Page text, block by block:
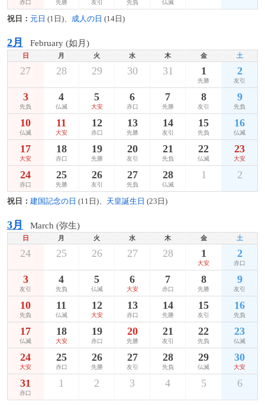
赤口 先勝 友引 先負 仏滅
祝日： 元日 (1日)、 成人の日 (14日)
2月 February (如月)
日 月 火 水 木 金 土
27 28 29 30 31 1
先勝
2
友引
3
先負
4
仏滅
5
大安
6
赤口
7
先勝
8
友引
9
先負
10
仏滅
11
大安
12
赤口
13
先勝
14
友引
15
先負
16
仏滅
17
大安
18
赤口
19
先勝
20
友引
21
先負
22
仏滅
23
大安
24
赤口
25
先勝
26
友引
27
先負
28
仏滅
1 2
祝日： 建国記念の日 (11日)、 天皇誕生日 (23日)
3月 March (弥生)
日 月 火 水 木 金 土
24 25 26 27 28 1
大安
2
赤口
3
友引
4
先負
5
仏滅
6
大安
7
赤口
8
先勝
9
友引
10
先負
11
仏滅
12
大安
13
赤口
14
先勝
15
友引
16
先負
17
仏滅
18
大安
19
赤口
20
先勝
21
友引
22
先負
23
仏滅
24
大安
25
赤口
26
先勝
27
友引
28
先負
29
仏滅
30
大安
31
赤口
1 2 3 4 5 6